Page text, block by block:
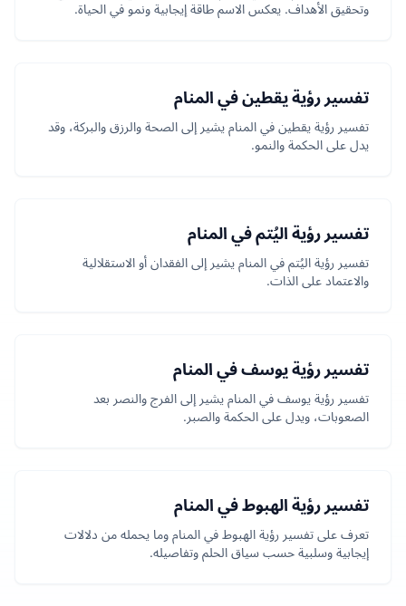
وتحقيق الأهداف. يعكس الاسم طاقة إيجابية ونمو في الحياة.
تفسير رؤية يقطين في المنام
تفسير رؤية يقطين في المنام يشير إلى الصحة والرزق والبركة، وقد
يدل على الحكمة والنمو.
تفسير رؤية اليُتم في المنام
تفسير رؤية اليُتم في المنام يشير إلى الفقدان أو الاستقلالية
والاعتماد على الذات.
تفسير رؤية يوسف في المنام
تفسير رؤية يوسف في المنام يشير إلى الفرج والنصر بعد
الصعوبات، ويدل على الحكمة والصبر.
تفسير رؤية الهبوط في المنام
تعرف على تفسير رؤية الهبوط في المنام وما يحمله من دلالات
إيجابية وسلبية حسب سياق الحلم وتفاصيله.